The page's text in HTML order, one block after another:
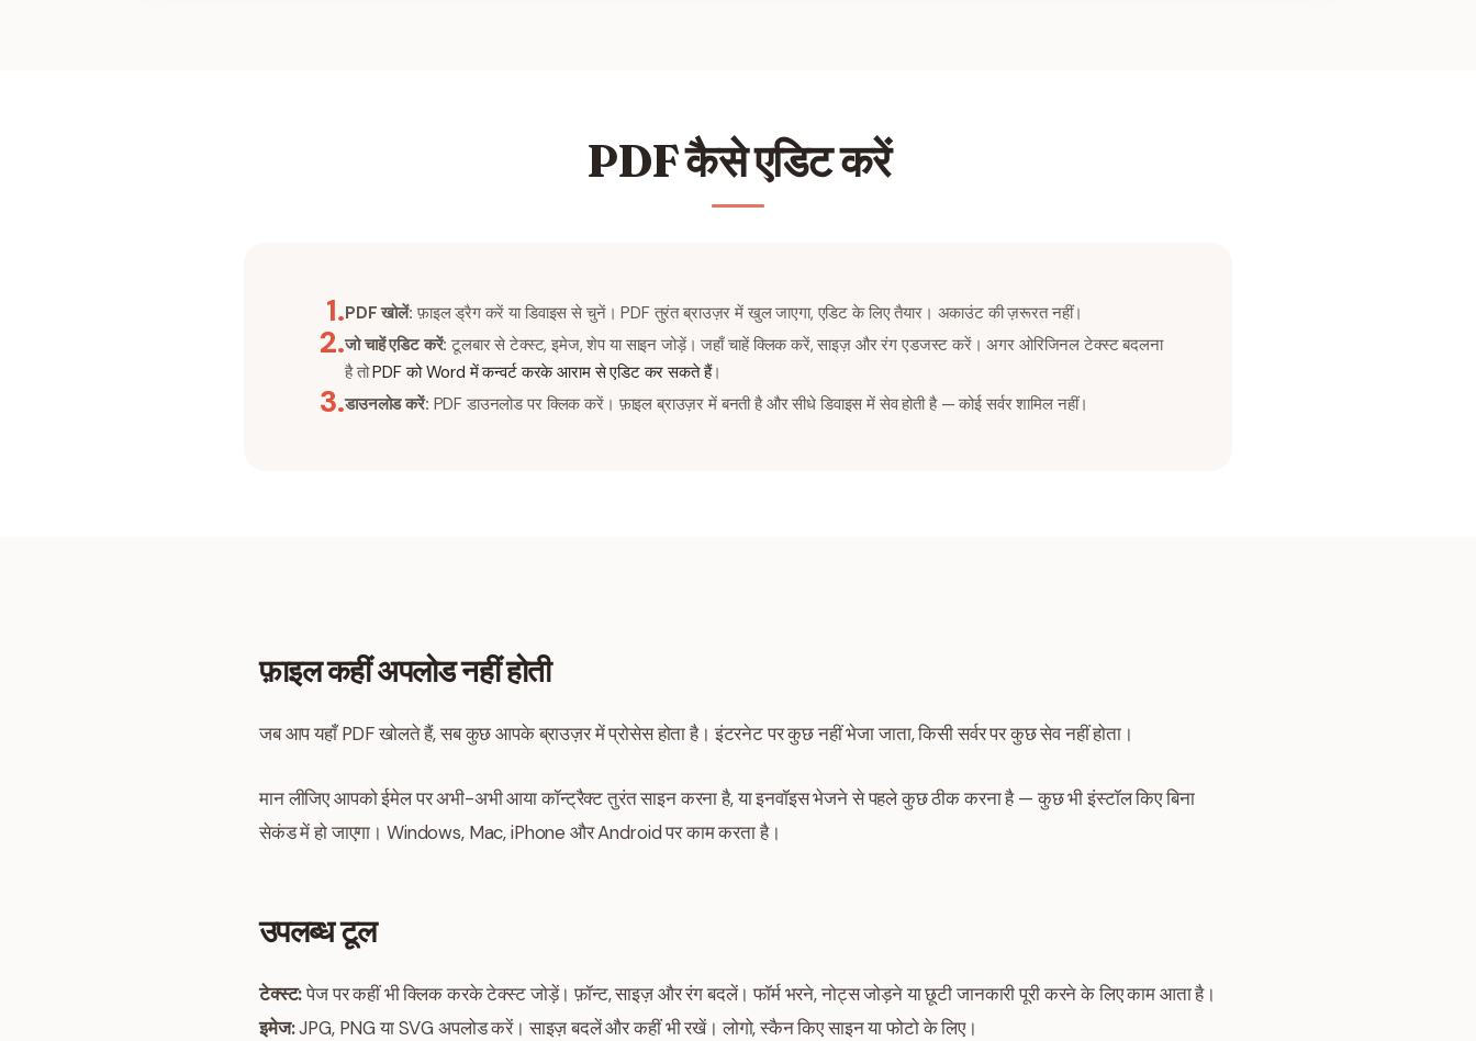
PDF कैसे एडिट करें
1.PDF खोलें: फ़ाइल ड्रैग करें या डिवाइस से चुनें। PDF तुरंत ब्राउज़र में खुल जाएगा, एडिट के लिए तैयार। अकाउंट की ज़रूरत नहीं।
2.जो चाहें एडिट करें: टूलबार से टेक्स्ट, इमेज, शेप या साइन जोड़ें। जहाँ चाहें क्लिक करें, साइज़ और रंग एडजस्ट करें। अगर ओरिजिनल टेक्स्ट बदलना
है तोPDF को Word में कन्वर्ट करके आराम से एडिट कर सकते हैं।
3.डाउनलोड करें: PDF डाउनलोड पर क्लिक करें। फ़ाइल ब्राउज़र में बनती है और सीधे डिवाइस में सेव होती है — कोई सर्वर शामिल नहीं।
फ़ाइल कहीं अपलोड नहीं होती
जब आप यहाँ PDF खोलते हैं, सब कुछ आपके ब्राउज़र में प्रोसेस होता है। इंटरनेट पर कुछ नहीं भेजा जाता, किसी सर्वर पर कुछ सेव नहीं होता।
मान लीजिए आपको ईमेल पर अभी-अभी आया कॉन्ट्रैक्ट तुरंत साइन करना है, या इनवॉइस भेजने से पहले कुछ ठीक करना है — कुछ भी इंस्टॉल किए बिना
सेकंड में हो जाएगा। Windows, Mac, iPhone और Android पर काम करता है।
उपलब्ध टूल
टेक्स्ट:पेज पर कहीं भी क्लिक करके टेक्स्ट जोड़ें। फ़ॉन्ट, साइज़ और रंग बदलें। फॉर्म भरने, नोट्स जोड़ने या छूटी जानकारी पूरी करने के लिए काम आता है।
इमेज:JPG, PNG या SVG अपलोड करें। साइज़ बदलें और कहीं भी रखें। लोगो, स्कैन किए साइन या फोटो के लिए।